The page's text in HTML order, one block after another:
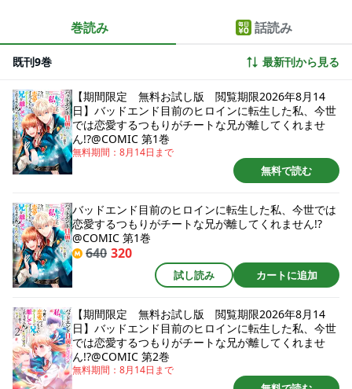
音【れいね】はある日、《恋愛まで程遠すぎる作業系乙女ゲーム》のヒロイ
ン・レーネに転生した。 「今世はイケメンと恋したい！」と意気込むのだ
が、そこは魔法カースト制度が存在する世界で、なんとレーネは最低ランク
だった！？ 家族からは冷遇され、学園では退学目前と逆境続き……。 それで
も前世で鍛えた“強メンタル”を持つ彼女はくじけない。 魔法の練習や勉強、
のためにひた走る！ そんな明るく前向きに突き進むレーネを、仲が悪かった
はずのハイスぺック兄・ユリウスがなぜか溺愛してきて――？ 強メンタルヒ
ロインの愛され学園ファンタジー、開幕！
巻読み 話読み
既刊9巻 最新刊から見る
【期間限定 無料お試し版 閲覧期限2026年8月14
日】バッドエンド目前のヒロインに転生した私、今世
では恋愛するつもりがチートな兄が離してくれませ
ん!?@COMIC 第1巻
無料期間： 8月14日 まで
無料で読む
バッドエンド目前のヒロインに転生した私、今世では
恋愛するつもりがチートな兄が離してくれません!?
@COMIC 第1巻
640 320
試し読み カートに追加
【期間限定 無料お試し版 閲覧期限2026年8月14
日】バッドエンド目前のヒロインに転生した私、今世
では恋愛するつもりがチートな兄が離してくれませ
ん!?@COMIC 第2巻
無料期間： 8月14日 まで